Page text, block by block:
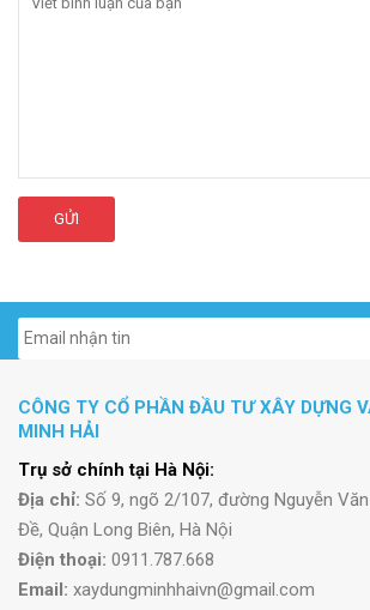
GỬI
CÔNG TY CỔ PHẦN ĐẦU TƯ XÂY DỰNG
MINH HẢI
Trụ sở chính tại Hà Nội:
Địa chỉ: Số 9, ngõ 2/107, đường Nguyễn
Đề, Quận Long Biên, Hà Nội
Điện thoại: 0911.787.668
Email: xaydungminhhaivn@gmail.com